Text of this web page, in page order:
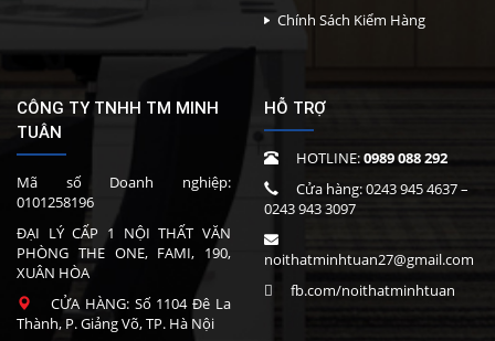
Chính Sách Kiểm Hàng
CÔNG TY TNHH TM MINH
TUÂN
Mã số Doanh nghiệp:
0101258196
ĐẠI LÝ CẤP 1 NỘI THẤT VĂN
PHÒNG THE ONE, FAMI, 190,
XUÂN HÒA
CỬA HÀNG: Số 1104 Đê La
Thành, P. Giảng Võ, TP. Hà Nội
HỖ TRỢ
HOTLINE:0989 088 292
Cửa hàng:0243 945 4637–
0243 943 3097
noithatminhtuan27@gmail.com
fb.com/noithatminhtuan